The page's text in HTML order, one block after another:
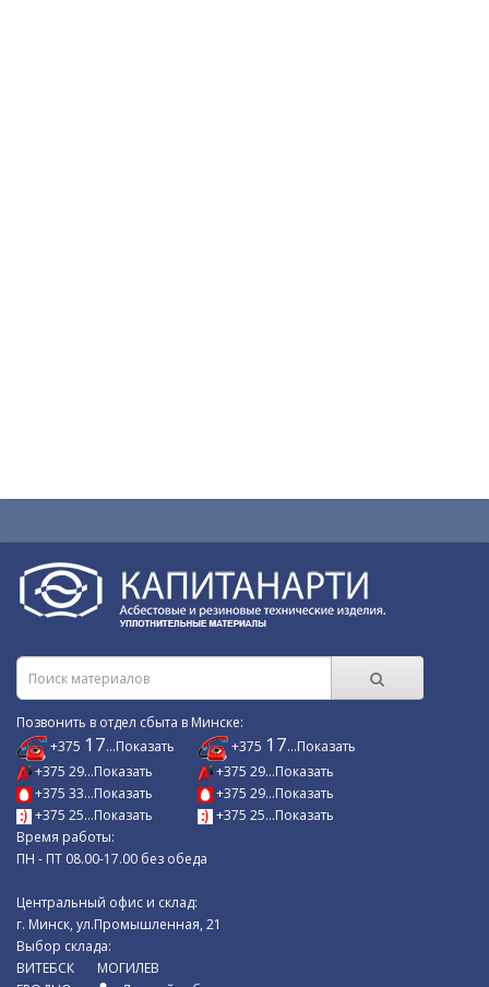
Позвонить в отдел сбыта в Минске:
+375 17...Показать
+375 29...Показать
+375 33...Показать
+375 25...Показать
+375 17...Показать
+375 29...Показать
+375 29...Показать
+375 25...Показать
Время работы:
ПН - ПТ 08.00-17.00 без обеда
Центральный офис и склад:
г. Минск, ул.Промышленная, 21
Выбор склада:
ВИТЕБСК
МОГИЛЕВ